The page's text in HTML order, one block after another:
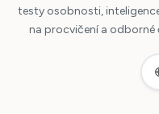
testy osobnosti,
na procvičení a odborné